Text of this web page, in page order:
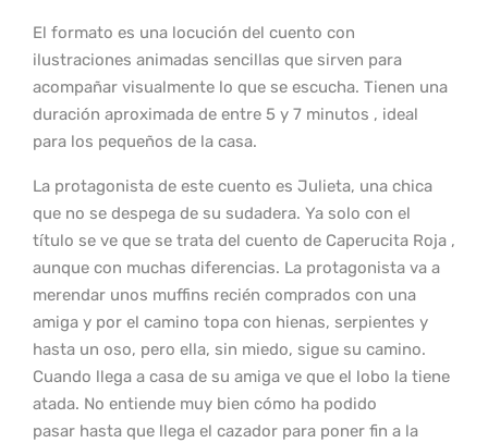
El formato es una locución del cuento con
ilustraciones animadas sencillas que sirven para
acompañar visualmente lo que se escucha. Tienen una
duración aproximada de entre 5 y 7 minutos , ideal
para los pequeños de la casa.
La protagonista de este cuento es Julieta, una chica
que no se despega de su sudadera. Ya solo con el
título se ve que se trata del cuento de Caperucita Roja ,
aunque con muchas diferencias. La protagonista va a
merendar unos muffins recién comprados con una
amiga y por el camino topa con hienas, serpientes y
hasta un oso, pero ella, sin miedo, sigue su camino.
Cuando llega a casa de su amiga ve que el lobo la tiene
atada. No entiende muy bien cómo ha podido
pasar hasta que llega el cazador para poner fin a la